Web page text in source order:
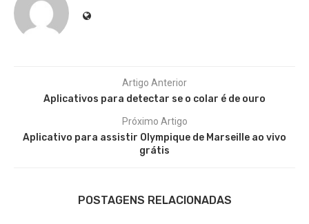
Artigo Anterior
Aplicativos para detectar se o colar é de ouro
Próximo Artigo
Aplicativo para assistir Olympique de Marseille ao vivo
grátis
POSTAGENS RELACIONADAS